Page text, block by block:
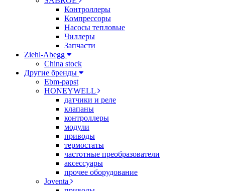
Контроллеры
Компрессоры
Насосы тепловые
Чиллеры
Запчасти
Ziehl-Abegg
China stock
Другие бренды
Ebm-papst
HONEYWELL
датчики и реле
клапаны
контроллеры
модули
приводы
термостаты
частотные преобразователи
аксессуары
прочее оборудование
Joventa